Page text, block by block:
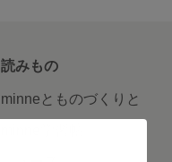
読みもの
minneとものづくりと